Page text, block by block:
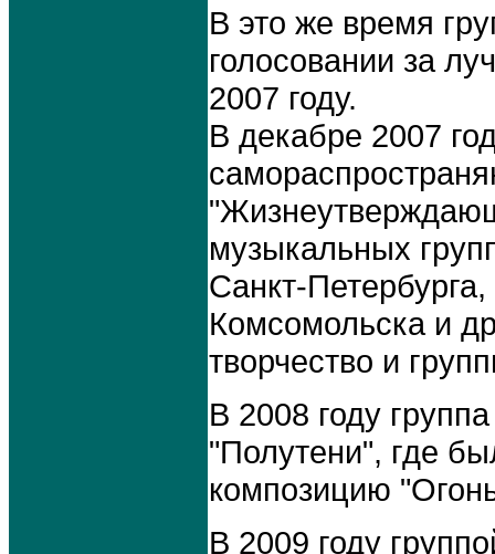
В это же время
голосовании за
2007 году.
В декабре 2007
музыкальных
Санкт-
Комсомольска и
творчество и
В 2008 году
"Полутени", где
композицию
В 2009 году